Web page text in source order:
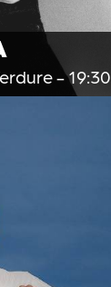
- 19:30